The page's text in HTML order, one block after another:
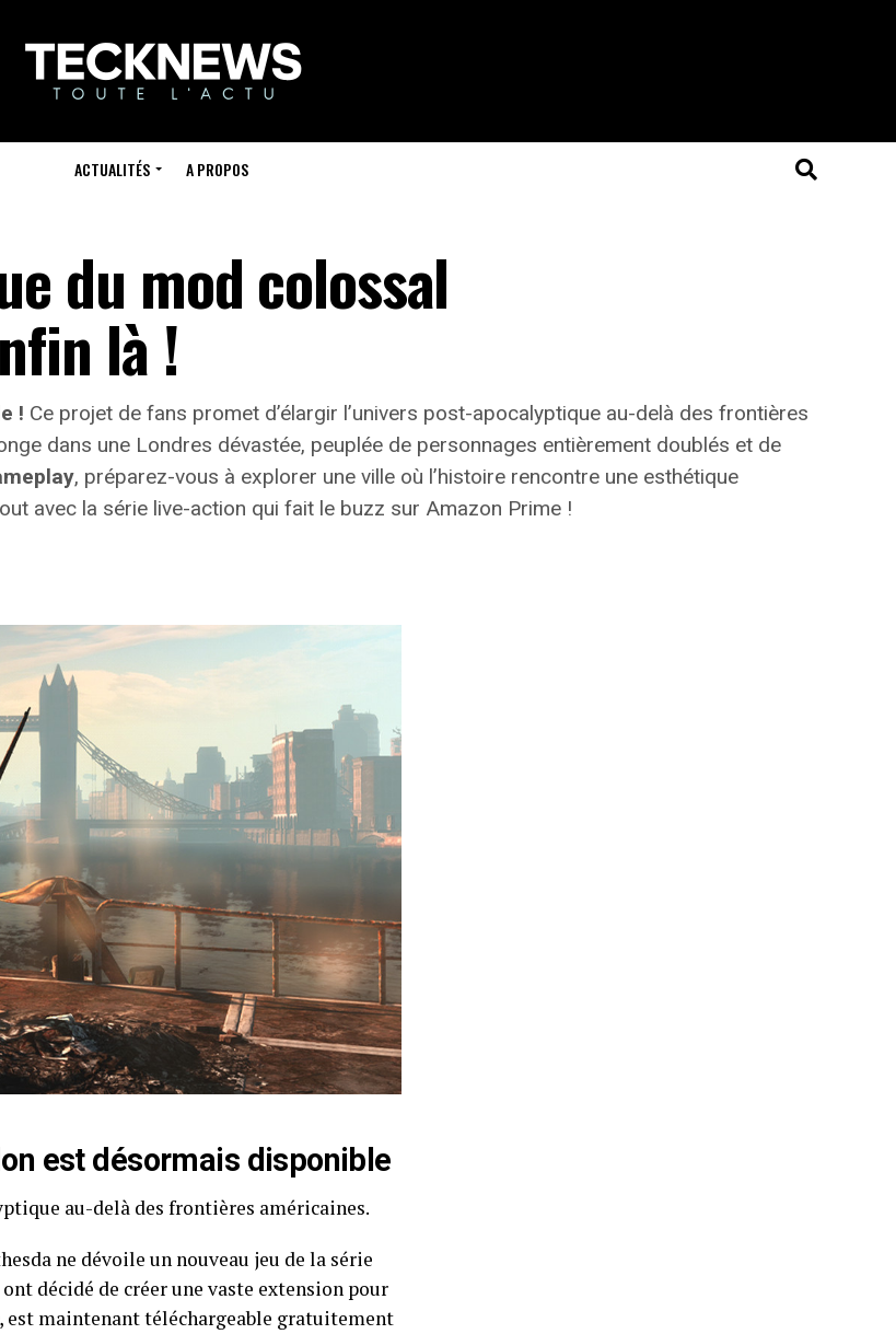
ACTUALITÉS A PROPOS
du mod colossal
là !
! Ce projet de fans promet d’élargir l’univers post-apocalyptique au-delà des frontières
dans une Londres dévastée, peuplée de personnages entièrement doublés et de
, préparez-vous à explorer une ville où l’histoire rencontre une esthétique
avec la série live-action qui fait le buzz sur Amazon Prime !
est désormais disponible
au-delà des frontières américaines.
ne dévoile un nouveau jeu de la série
décidé de créer une vaste extension pour
, est maintenant téléchargeable gratuitement